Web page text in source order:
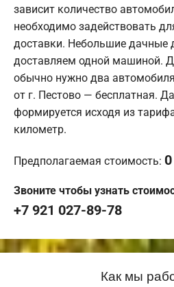
зависит количество
необходимо задействовать
доставки. Небольшие дачные
доставляем одной машиной.
обычно нужно два
от г. Пестово — бесплатная.
формируется исходя из
километр.
Предполагаемая стоимость: 0
Звоните чтобы узнать
+7 921 027-89-78
Как мы